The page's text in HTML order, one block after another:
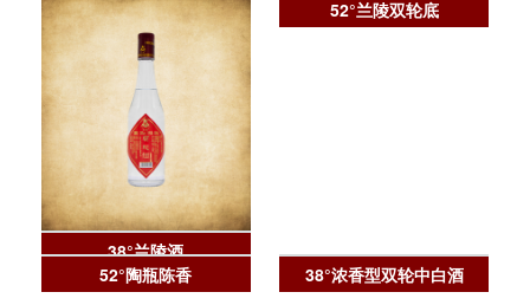
38°兰陵酒
52°兰陵双轮底
52°陶瓶陈香
38°浓香型双轮中白酒